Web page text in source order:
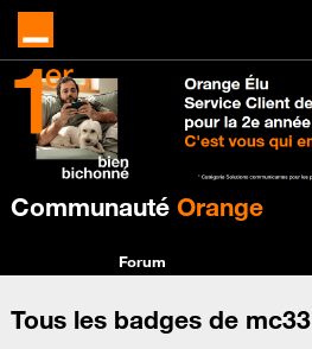
Communauté Orange
Forum
Tous les badges de mc33